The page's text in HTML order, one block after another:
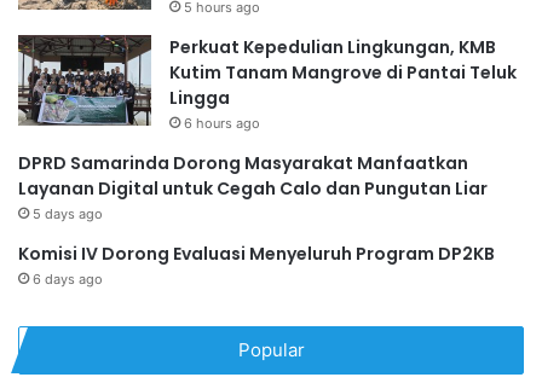
5 hours ago
Perkuat Kepedulian Lingkungan, KMB
Kutim Tanam Mangrove di Pantai Teluk
Lingga
6 hours ago
DPRD Samarinda Dorong Masyarakat Manfaatkan
Layanan Digital untuk Cegah Calo dan Pungutan Liar
5 days ago
Komisi IV Dorong Evaluasi Menyeluruh Program DP2KB
6 days ago
Popular